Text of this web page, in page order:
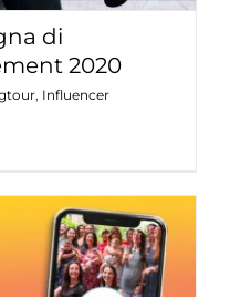
di
2020
, Influencer